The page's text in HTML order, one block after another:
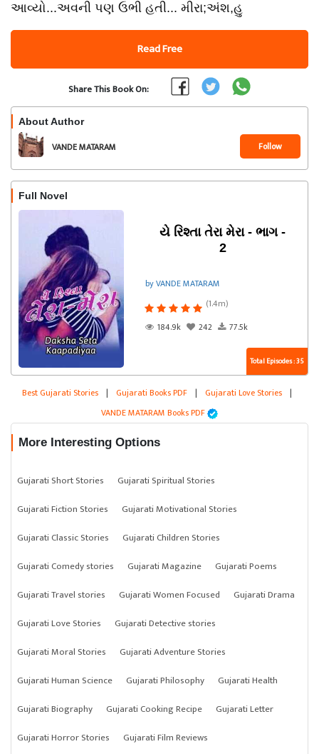
આવ્યો...અવની પણ ઉભી હતી... મીરા;અંશ,હુ
Read Free
Share This Book On:
About Author
VANDE MATARAM Follow
Full Novel
યે રિશ્તા તેરા મેરા - ભાગ -
2
by VANDE MATARAM
(1.4m)
184.9k
242 77.5k
Total Episodes : 35
Best Gujarati Stories | Gujarati Books PDF | Gujarati Love Stories |
VANDE MATARAM Books PDF
More Interesting Options
Gujarati Short Stories
Gujarati Spiritual Stories
Gujarati Fiction Stories
Gujarati Motivational Stories
Gujarati Classic Stories
Gujarati Children Stories
Gujarati Comedy stories
Gujarati Magazine
Gujarati Poems
Gujarati Travel stories
Gujarati Women Focused
Gujarati Drama
Gujarati Love Stories
Gujarati Detective stories
Gujarati Moral Stories
Gujarati Adventure Stories
Gujarati Human Science
Gujarati Philosophy
Gujarati Health
Gujarati Biography
Gujarati Cooking Recipe
Gujarati Letter
Gujarati Horror Stories
Gujarati Film Reviews